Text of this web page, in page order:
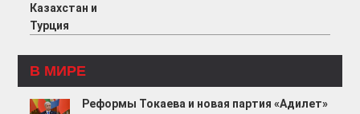
В МИРЕ
Реформы Токаева и новая партия «Адилет»